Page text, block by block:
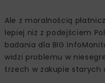
Ale z moralnością
lepiej niż z podejściem
badania dla BIG
widzi problemu w
trzech w zakupie starych